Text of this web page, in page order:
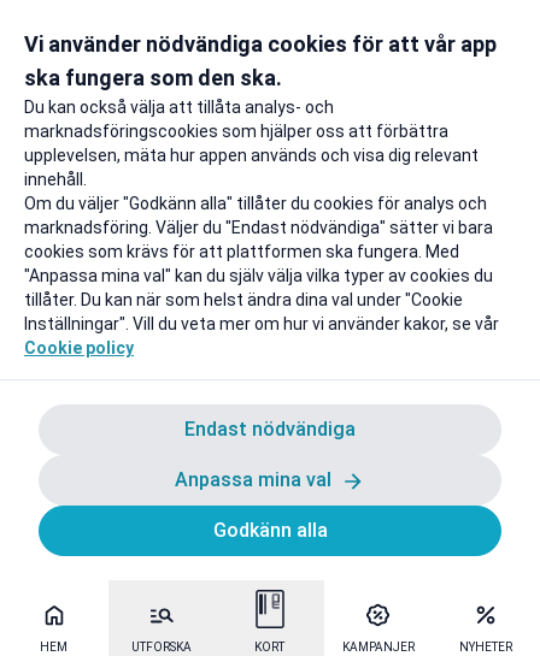
HEM UTFORSKA KORT KAMPANJER NYHETER
Gäller även på redan prissänkta
Till rabatten
+ 20 GB
Vi använder nödvändiga cookies för att vår app
ska fungera som den ska.
Du kan också välja att tillåta analys- och
marknadsföringscookies som hjälper oss att förbättra
upplevelsen, mäta hur appen används och visa dig relevant
innehåll.
Om du väljer "Godkänn alla" tillåter du cookies för analys och
marknadsföring. Väljer du "Endast nödvändiga" sätter vi bara
cookies som krävs för att plattformen ska fungera. Med
"Anpassa mina val" kan du själv välja vilka typer av cookies du
tillåter. Du kan när som helst ändra dina val under "Cookie
Inställningar". Vill du veta mer om hur vi använder kakor, se vår
Cookie policy
Endast nödvändiga
Anpassa mina val
Godkänn alla